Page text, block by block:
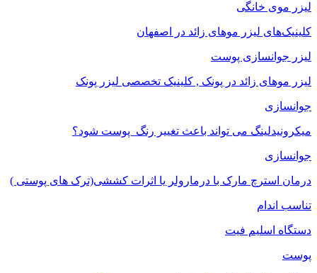
لیزر موی خانگی
کلینیک‌های لیزر موهای زائد در اصفهان
لیزر جوانسازی پوست
لیزر موهای زائد در پونک , کلینیک تخصصی لیزر پونک
جوانسازی
میکرونیدلینگ می تواند باعث تغییر رنگ ‍ پوست شود؟
جوانسازی
درمان استرچ مارک با درمارولر یا اثرات کششی(ترک های پوستی )
تناسب اندام
دستگاه اسلیم فیت
پوست